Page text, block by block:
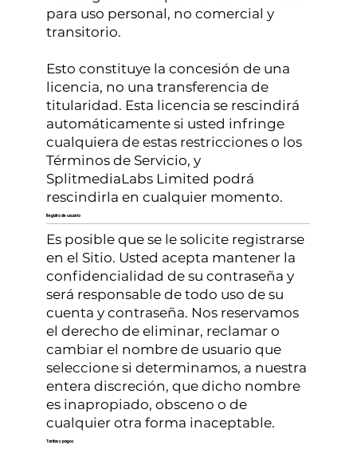
para uso personal, no comercial y
transitorio.
Esto constituye la concesión de una
licencia, no una transferencia de
titularidad. Esta licencia se rescindirá
automáticamente si usted infringe
cualquiera de estas restricciones o los
Términos de Servicio, y
SplitmediaLabs Limited podrá
rescindirla en cualquier momento.
Registro de usuario
Es posible que se le solicite registrarse
en el Sitio. Usted acepta mantener la
confidencialidad de su contraseña y
será responsable de todo uso de su
cuenta y contraseña. Nos reservamos
el derecho de eliminar, reclamar o
cambiar el nombre de usuario que
seleccione si determinamos, a nuestra
entera discreción, que dicho nombre
es inapropiado, obsceno o de
cualquier otra forma inaceptable.
Tarifas y pagos